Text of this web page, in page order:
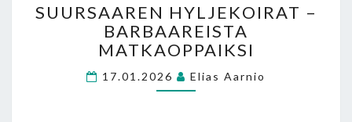
HYLJEKOIRAT
–
BARBAAREISTA
SUURSAAREN HYLJEKOIRAT –
BARBAAREISTA
MATKAOPPAIKSI
17.01.2026 Elias Aarnio